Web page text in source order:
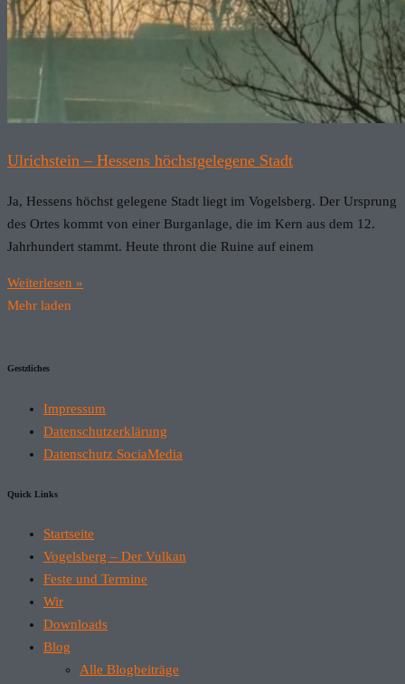
Ulrichstein – Hessens höchstgelegene Stadt
Ja, Hessens höchst gelegene Stadt liegt im Vogelsberg. Der Ursprung
des Ortes kommt von einer Burganlage, die im Kern aus dem 12.
Jahrhundert stammt. Heute thront die Ruine auf einem
Weiterlesen »
Mehr laden
Gestzliches
Impressum
Datenschutzerklärung
Datenschutz SociaMedia
Quick Links
Startseite
Vogelsberg – Der Vulkan
Feste und Termine
Wir
Downloads
Blog
Alle Blogbeiträge